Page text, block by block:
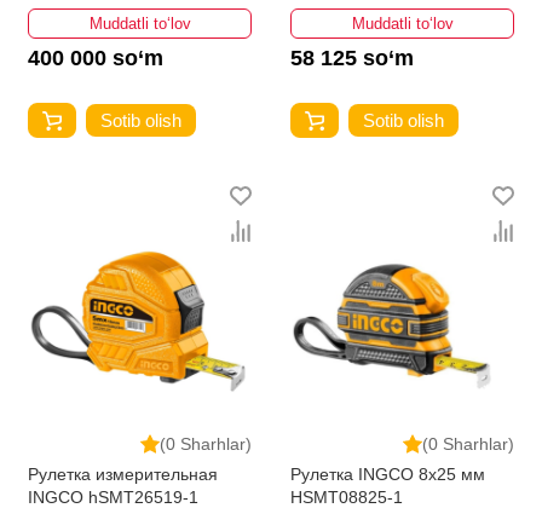
Muddatli to‘lov
400 000 so‘m
Sotib olish
Muddatli to‘lov
58 125 so‘m
Sotib olish
(0 Sharhlar)
Рулетка измерительная
INGCO hSMT26519-1
(0 Sharhlar)
Рулетка INGCO 8x25 мм
HSMT08825-1